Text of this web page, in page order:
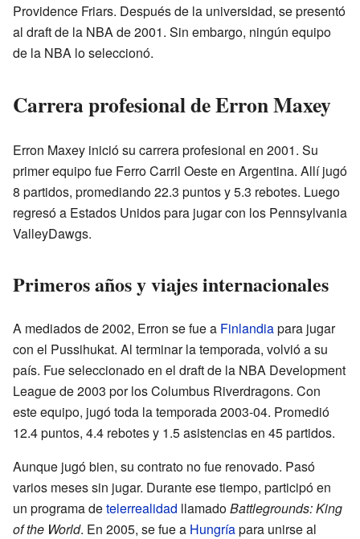
Providence Friars. Después de la universidad, se presentó
al draft de la NBA de 2001. Sin embargo, ningún equipo
de la NBA lo seleccionó.
Carrera profesional de Erron Maxey
Erron Maxey inició su carrera profesional en 2001. Su
primer equipo fue Ferro Carril Oeste en Argentina. Allí jugó
8 partidos, promediando 22.3 puntos y 5.3 rebotes. Luego
regresó a Estados Unidos para jugar con los Pennsylvania
ValleyDawgs.
Primeros años y viajes internacionales
A mediados de 2002, Erron se fue a Finlandiapara jugar
con el Pussihukat. Al terminar la temporada, volvió a su
país. Fue seleccionado en el draft de la NBA Development
League de 2003 por los Columbus Riverdragons. Con
este equipo, jugó toda la temporada 2003-04. Promedió
12.4 puntos, 4.4 rebotes y 1.5 asistencias en 45 partidos.
Aunque jugó bien, su contrato no fue renovado. Pasó
varios meses sin jugar. Durante ese tiempo, participó en
un programa detelerrealidad llamadoBattlegrounds: King
of the World. En 2005, se fue a Hungríapara unirse al